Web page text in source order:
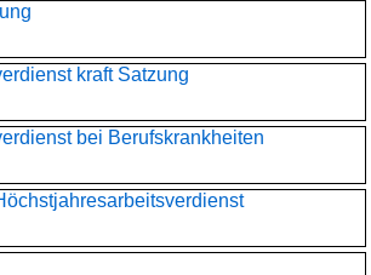
kraft Satzung
bei Berufskrankheiten